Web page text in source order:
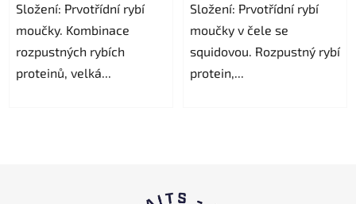
Složení: Prvotřídní rybí
moučky. Kombinace
rozpustných rybích
proteinů, velká...
là
5,0
trên
Složení: Prvotřídní rybí
moučky v čele se
squidovou. Rozpustný rybí
protein,...